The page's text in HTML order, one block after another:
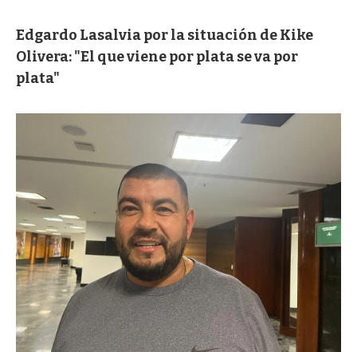
Edgardo Lasalvia por la situación de Kike
Olivera: "El que viene por plata se va por
plata"